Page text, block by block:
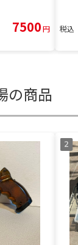
7500円 税込
の商品